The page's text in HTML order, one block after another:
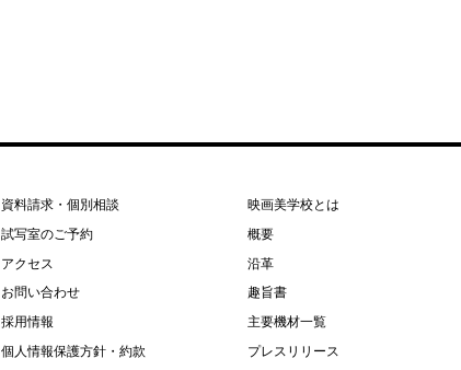
資料請求・個別相談
試写室のご予約
アクセス
お問い合わせ
採用情報
個人情報保護方針・約款
映画美学校とは
概要
沿革
趣旨書
主要機材一覧
プレスリリース